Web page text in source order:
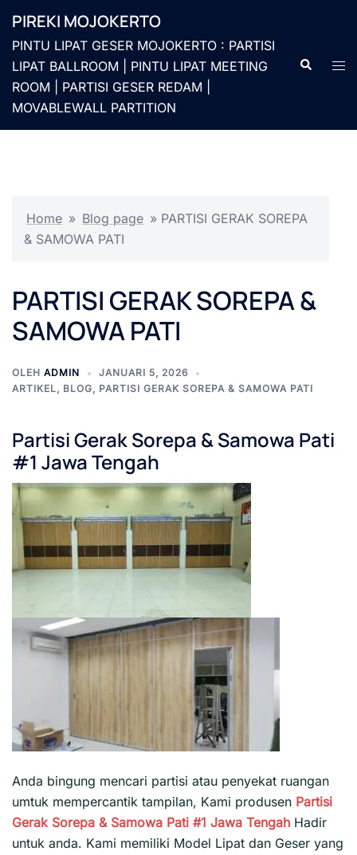
kePIREKI MOJOKERTO
PINTU LIPAT GESER MOJOKERTO : PARTISI
LIPAT BALLROOM | PINTU LIPAT MEETING
ROOM | PARTISI GESER REDAM |
MOVABLEWALL PARTITION
Cari
Home » Blog page » PARTISI GERAK SOREPA
& SAMOWA PATI
PARTISI GERAK SOREPA &
SAMOWA PATI
OLEH ADMIN
JANUARI 5, 2026
ARTIKEL, BLOG, PARTISI GERAK SOREPA & SAMOWA PATI
Partisi Gerak Sorepa & Samowa Pati
#1 Jawa Tengah
Anda bingung mencari partisi atau penyekat ruangan
umtuk mempercantik tampilan, Kami produsen Partisi
Gerak Sorepa & Samowa Pati #1 Jawa Tengah Hadir
untuk anda. Kami memiliki Model Lipat dan Geser yang